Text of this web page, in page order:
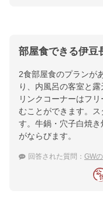
部屋食できる伊豆
2食部屋食のプランが
り、内風呂の客室と
リンクコーナーはフ
むことができます。
す。牛鍋・穴子白焼
がならびます。
回答された質問： GWの伊